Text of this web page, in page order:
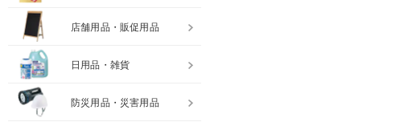
店舗用品・販促用品
日用品・雑貨
防災用品・災害用品